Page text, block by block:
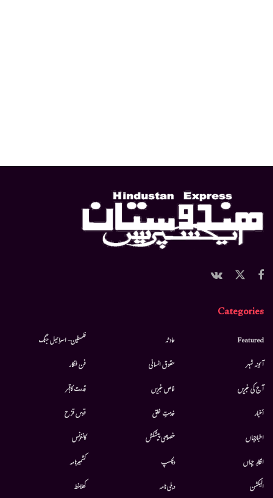
Categories
Featured
آئینہ شہر
آج کی خبریں
أخبار
اخبارجہاں
افکارِ جہاں
الیکشن
حادثہ
حقوق انسانی
خاص خبریں
خدمتِ خلق
خصوصی پیشکش
دلچسپ
دہلی نامہ
فلسطین- اسرائیل جنگ
فن فنکار
قدرت کاقہر
قوس قزح
کانفرنس
کشمیرنامہ
کھلاخط